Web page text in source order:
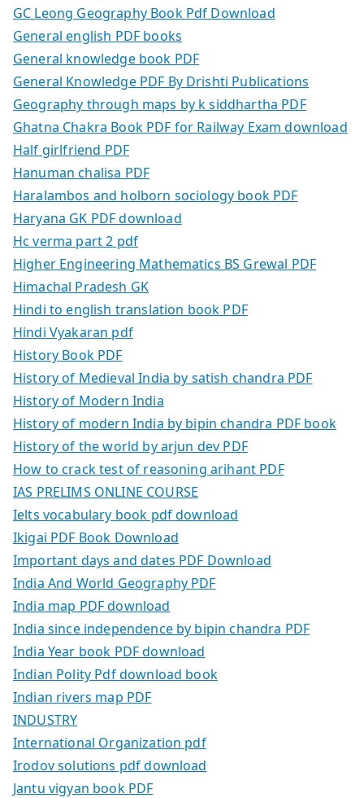
GC Leong Geography Book Pdf Download
General english PDF books
General knowledge book PDF
General Knowledge PDF By Drishti Publications
Geography through maps by k siddhartha PDF
Ghatna Chakra Book PDF for Railway Exam download
Half girlfriend PDF
Hanuman chalisa PDF
Haralambos and holborn sociology book PDF
Haryana GK PDF download
Hc verma part 2 pdf
Higher Engineering Mathematics BS Grewal PDF
Himachal Pradesh GK
Hindi to english translation book PDF
Hindi Vyakaran pdf
History Book PDF
History of Medieval India by satish chandra PDF
History of Modern India
History of modern India by bipin chandra PDF book
History of the world by arjun dev PDF
How to crack test of reasoning arihant PDF
IAS PRELIMS ONLINE COURSE
Ielts vocabulary book pdf download
Ikigai PDF Book Download
Important days and dates PDF Download
India And World Geography PDF
India map PDF download
India since independence by bipin chandra PDF
India Year book PDF download
Indian Polity Pdf download book
Indian rivers map PDF
INDUSTRY
International Organization pdf
Irodov solutions pdf download
Jantu vigyan book PDF